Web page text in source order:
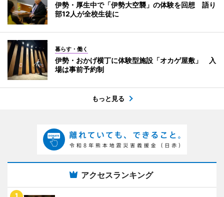
伊勢・厚生中で「伊勢大空襲」の体験を回想 語り
部12人が全校生徒に
暮らす・働く
伊勢・おかげ横丁に体験型施設「オカゲ屋敷」 入
場は事前予約制
もっと見る
アクセスランキング